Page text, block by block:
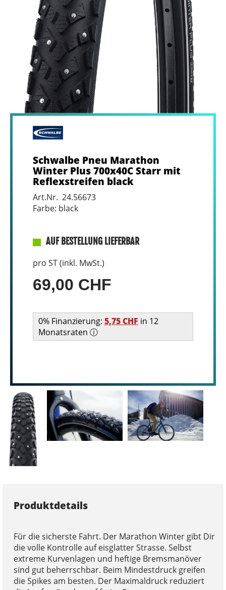
Schwalbe Pneu Marathon
Winter Plus 700x40C Starr mit
Reflexstreifen black
Art.Nr. 24.56673
Farbe: black
AUF BESTELLUNG LIEFERBAR
pro ST (inkl. MwSt.)
69,00 CHF
0% Finanzierung: 5,75 CHF in 12
Monatsraten ⓘ
Produktdetails
Für die sicherste Fahrt. Der Marathon Winter gibt Dir
die volle Kontrolle auf eisglatter Strasse. Selbst
extreme Kurvenlagen und heftige Bremsmanöver
sind gut beherrschbar. Beim Mindestdruck greifen
die Spikes am besten. Der Maximaldruck reduziert